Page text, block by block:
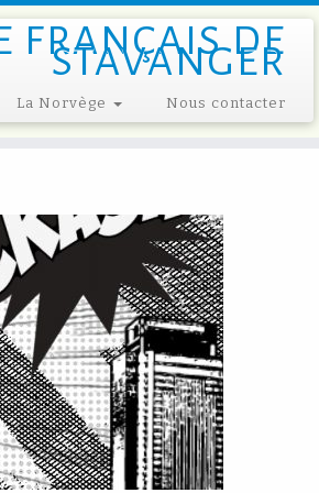
FRANÇAIS DE
STAVANGER
La Norvège Nous contacter